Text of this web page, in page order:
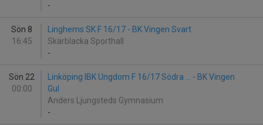
-
Sön 8
16:45
Linghems SK F 16/17 - BK Vingen Svart
Skärblacka Sporthall
-
Sön 22
00:00
Linköping IBK Ungdom F 16/17 Södra ... - BK Vingen
Gul
Anders Ljungsteds Gymnasium
-